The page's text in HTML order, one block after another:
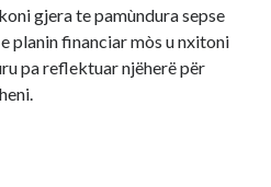
gjera te pamùndura sepse
planin financiar mòs u nxitoni
pa reflektuar njëherë për